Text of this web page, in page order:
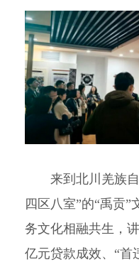
来到北川羌族自
四区八室”的“禹贡
务文化相融共生，
亿元贷款成效、“首